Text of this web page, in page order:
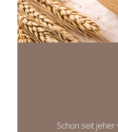
Schon seit